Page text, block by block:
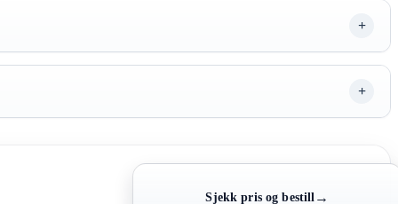
Sjekk pris og bestill →